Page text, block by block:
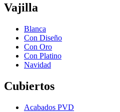
Vajilla
Blanca
Con Diseño
Con Oro
Con Platino
Navidad
Cubiertos
Acabados PVD